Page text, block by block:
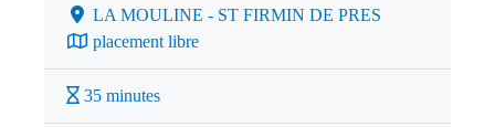
LA MOULINE - ST FIRMIN DE PRES
placement libre
35 minutes